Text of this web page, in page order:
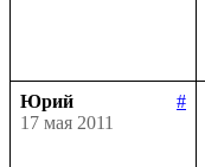
Юрий
#
17 мая 2011